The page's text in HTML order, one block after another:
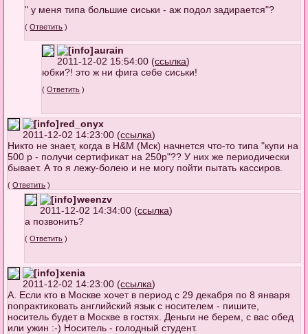
" у меня типа большие сиськи - аж подол задирается"?
(Ответить )
aurain
2011-12-02 15:54:00 (ссылка)
юбки?! это ж ни фига себе сиськи!
(Ответить )
red_onyx
2011-12-02 14:23:00 (ссылка)
Никто не знает, когда в H&M (Мск) начнется что-то типа "купи на
500 р - получи сертификат на 250р"?? У них же периодически
бывает. А то я лежу-болею и не могу пойти пытать кассиров.
(Ответить )
weenzv
2011-12-02 14:34:00 (ссылка)
а позвонить?
(Ответить )
xenia
2011-12-02 14:23:00 (ссылка)
А. Если кто в Москве хочет в период с 29 декабря по 8 января
попрактиковать английский язык с носителем - пишите,
носитель будет в Москве в гостях. Деньги не берем, с вас обед
или ужин :-) Носитель - голодный студент.